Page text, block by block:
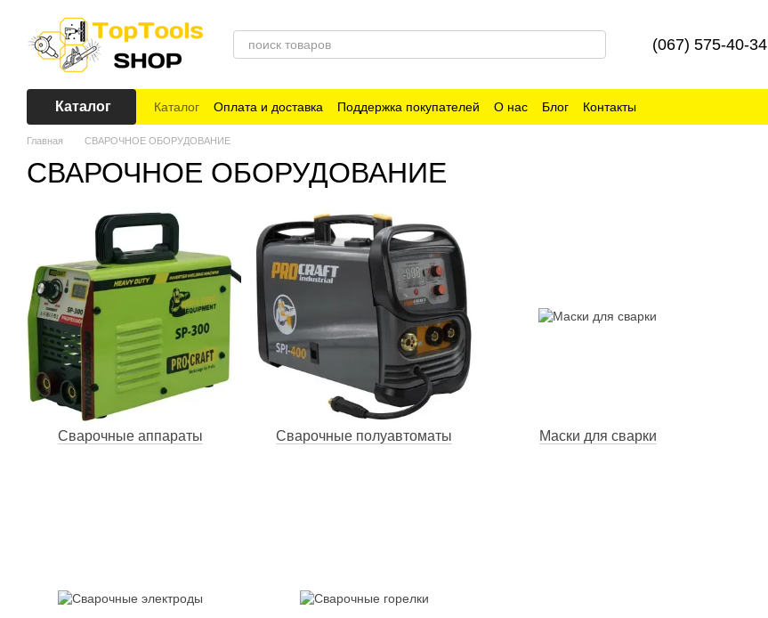
(067) 575-40-34
Каталог Каталог Оплата и доставка Поддержка покупателей О нас Блог Контакты
Главная СВАРОЧНОЕ ОБОРУДОВАНИЕ
СВАРОЧНОЕ ОБОРУДОВАНИЕ
Сварочные аппараты Сварочные полуавтоматы Маски для сварки